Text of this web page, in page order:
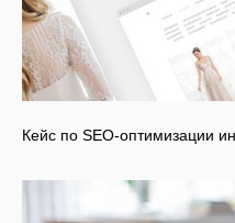
Кейс по SEO-оптимизации